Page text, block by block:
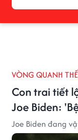
VÒNG QUANH
Con trai tiết
Joe Biden:
Joe Biden đang